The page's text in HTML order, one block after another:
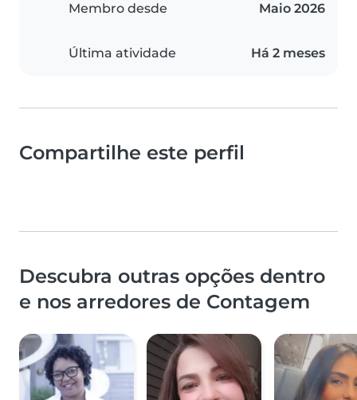
Membro desde Maio 2026
Última atividade Há 2 meses
Compartilhe este perfil
Descubra outras opções dentro
e nos arredores de Contagem